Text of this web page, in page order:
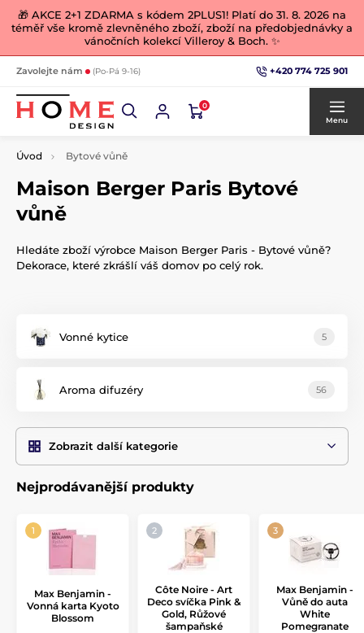
🎁 AKCE 2+1 ZDARMA s kódem 2PLUS1! Platí do 31. 8. 2026 na
téměř vše kromě zlevněného zboží, zboží na předobjednávky a
vánočních kolekcí Villeroy & Boch. ✨
Zavolejte nám (Po-Pá 9-16) +420 774 725 901
0
Menu
Úvod Bytové vůně
Maison Berger Paris Bytové
vůně
Hledáte zboží výrobce Maison Berger Paris - Bytové vůně?
Dekorace, které zkrášlí váš domov po celý rok.
Vonné kytice 5
Aroma difuzéry 56
Zobrazit další kategorie
Nejprodávanější produkty
Max Benjamin -
Vonná karta Kyoto
Blossom
Côte Noire - Art
Deco svíčka Pink &
Gold, Růžové
šampaňské
Max Benjamin -
Vůně do auta
White
Pomegranate